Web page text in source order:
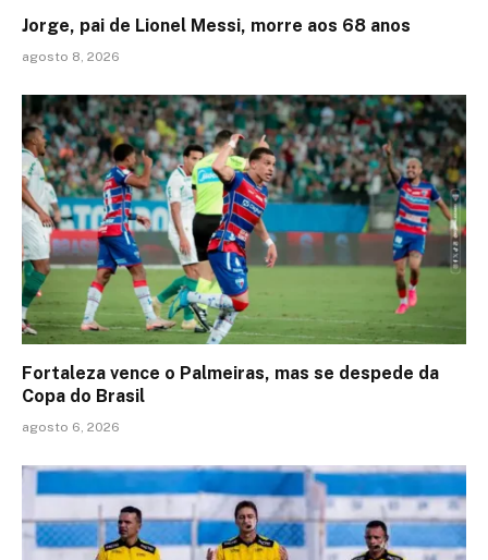
Jorge, pai de Lionel Messi, morre aos 68 anos
agosto 8, 2026
Fortaleza vence o Palmeiras, mas se despede da
Copa do Brasil
agosto 6, 2026